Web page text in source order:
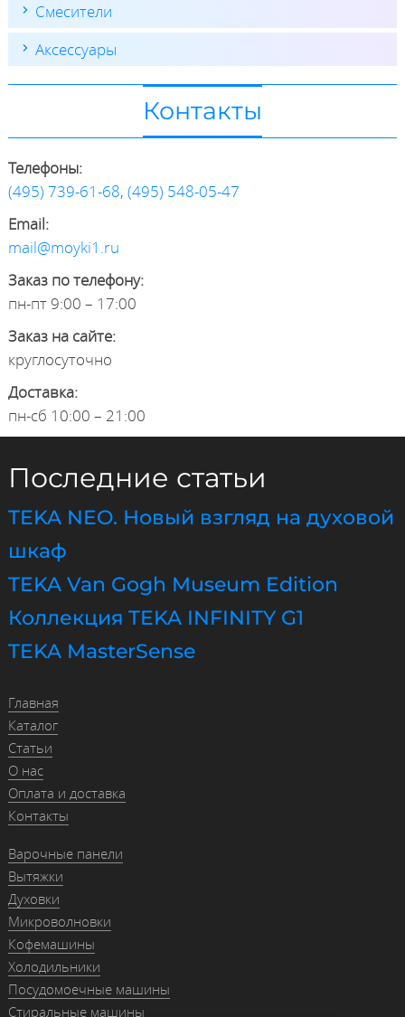
Смесители
Аксессуары
Контакты
Телефоны:
(495) 739-61-68, (495) 548-05-47
Email:
mail@moyki1.ru
Заказ по телефону:
пн-пт 9:00 – 17:00
Заказ на сайте:
круглосуточно
Доставка:
пн-сб 10:00 – 21:00
Последние статьи
TEKA NEO. Новый взгляд на духовой
шкаф
TEKA Van Gogh Museum Edition
Коллекция TEKA INFINITY G1
TEKA MasterSense
Главная
Каталог
Статьи
О нас
Оплата и доставка
Контакты
Варочные панели
Вытяжки
Духовки
Микроволновки
Кофемашины
Холодильники
Посудомоечные машины
Стиральные машины